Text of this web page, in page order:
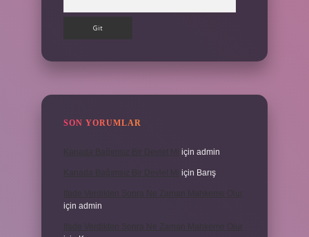
SON YORUMLAR
için admin
için Barış
için admin